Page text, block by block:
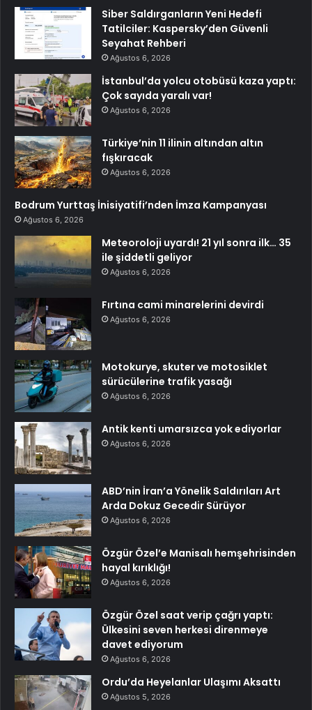
Siber Saldırganların Yeni Hedefi
Tatilciler: Kaspersky’den Güvenli
Seyahat Rehberi
Ağustos 6, 2026
İstanbul’da yolcu otobüsü kaza yaptı:
Çok sayıda yaralı var!
Ağustos 6, 2026
Türkiye’nin 11 ilinin altından altın
fışkıracak
Ağustos 6, 2026
Bodrum Yurttaş İnisiyatifi’nden İmza Kampanyası
Ağustos 6, 2026
Meteoroloji uyardı! 21 yıl sonra ilk… 35
ile şiddetli geliyor
Ağustos 6, 2026
Fırtına cami minarelerini devirdi
Ağustos 6, 2026
Motokurye, skuter ve motosiklet
sürücülerine trafik yasağı
Ağustos 6, 2026
Antik kenti umarsızca yok ediyorlar
Ağustos 6, 2026
ABD’nin İran’a Yönelik Saldırıları Art
Arda Dokuz Gecedir Sürüyor
Ağustos 6, 2026
Özgür Özel’e Manisalı hemşehrisinden
hayal kırıklığı!
Ağustos 6, 2026
Özgür Özel saat verip çağrı yaptı:
Ülkesini seven herkesi direnmeye
davet ediyorum
Ağustos 6, 2026
Ordu’da Heyelanlar Ulaşımı Aksattı
Ağustos 5, 2026